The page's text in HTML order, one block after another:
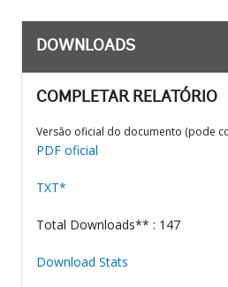
DOWNLOADS
COMPLETAR RELATÓRIO
Versão oficial do documento (pode
PDF oficial
TXT*
Total Downloads** : 147
Download Stats